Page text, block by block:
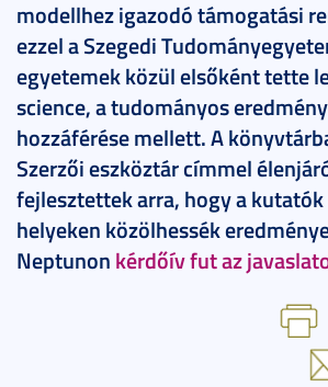
modellhez igazodó támogatási
ezzel a Szegedi
egyetemek közül elsőként tette
science, a tudományos
hozzáférése mellett. A
Szerzői eszköztár címmel
fejlesztettek arra, hogy a
helyeken közölhessék
Neptunon kérdőív fut az